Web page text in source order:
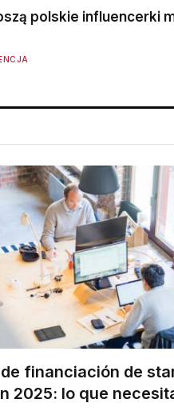
polskie influencerki
financiación de
2025: lo que